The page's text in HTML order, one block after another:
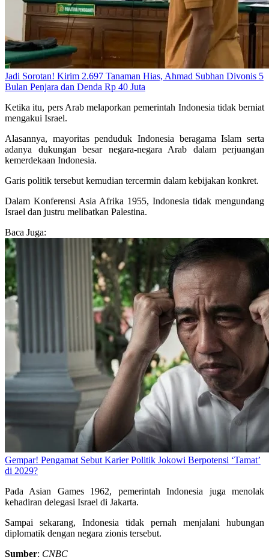
Jadi Sorotan! Kirim 2.697 Tanaman Hias, Ahmad Subhan Divonis 5
Bulan Penjara dan Denda Rp 40 Juta
Ketika itu, pers Arab melaporkan pemerintah Indonesia tidak berniat
mengakui Israel.
Alasannya, mayoritas penduduk Indonesia beragama Islam serta
adanya dukungan besar negara-negara Arab dalam perjuangan
kemerdekaan Indonesia.
Garis politik tersebut kemudian tercermin dalam kebijakan konkret.
Dalam Konferensi Asia Afrika 1955, Indonesia tidak mengundang
Israel dan justru melibatkan Palestina.
Baca Juga:
Gempar! Pengamat Sebut Karier Politik Jokowi Berpotensi ‘Tamat’
di 2029?
Pada Asian Games 1962, pemerintah Indonesia juga menolak
kehadiran delegasi Israel di Jakarta.
Sampai sekarang, Indonesia tidak pernah menjalani hubungan
diplomatik dengan negara zionis tersebut.
Sumber: CNBC